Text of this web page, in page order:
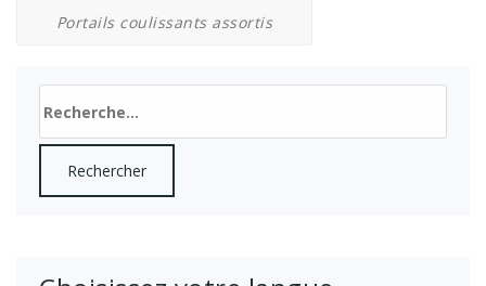
Portails coulissants assortis